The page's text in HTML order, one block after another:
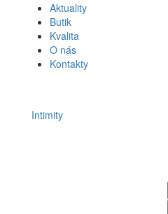
Aktuality
Butik
Kvalita
O nás
Kontakty
Intimity